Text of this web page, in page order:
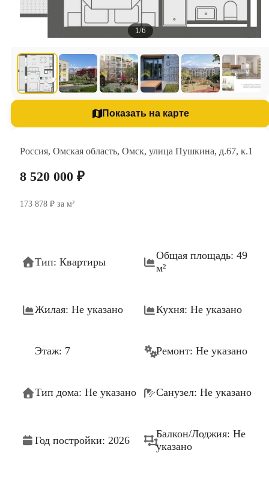
1/6
Показать на карте
Россия, Омская область, Омск, улица Пушкина, д.67, к.1
8 520 000 ₽
173 878 ₽ за м²
Тип: Квартиры
Общая площадь: 49
м²
Жилая: Не указано Кухня: Не указано
Этаж: 7 Ремонт: Не указано
Тип дома: Не указано Санузел: Не указано
Год постройки: 2026
Балкон/Лоджия: Не
указано